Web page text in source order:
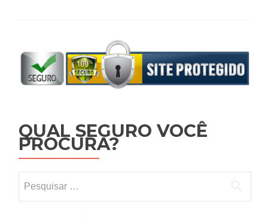
QUAL SEGURO VOCÊ
PROCURA?